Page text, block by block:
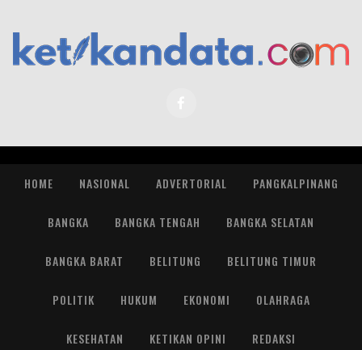
HOME NASIONAL ADVERTORIAL PANGKALPINANG
BANGKA BANGKA TENGAH BANGKA SELATAN
BANGKA BARAT BELITUNG BELITUNG TIMUR
POLITIK HUKUM EKONOMI OLAHRAGA
KESEHATAN KETIKAN OPINI REDAKSI